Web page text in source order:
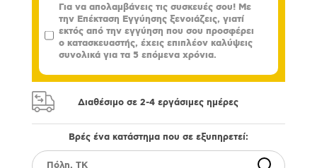
Για να απολαμβάνεις τις συσκευές σου! Με
την Επέκταση Εγγύησης ξενοιάζεις, γιατί
εκτός από την εγγύηση που σου προσφέρει
ο κατασκευαστής, έχεις επιπλέον καλύψεις
συνολικά για τα 5 επόμενα χρόνια.
Διαθέσιμο σε 2-4 εργάσιμες ημέρες
Βρές ένα κατάστημα που σε εξυπηρετεί: